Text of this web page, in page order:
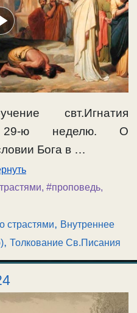
свт.Игнатия
29-ю неделю. О
Бога в …
, #проповедь,
страстями, Внутреннее
, Толкование Св.Писания